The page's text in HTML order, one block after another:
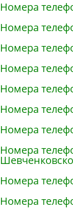
Номера
Номера
Номера
Номера
Номера
Номера
Номера
Номера
Номера
Номера